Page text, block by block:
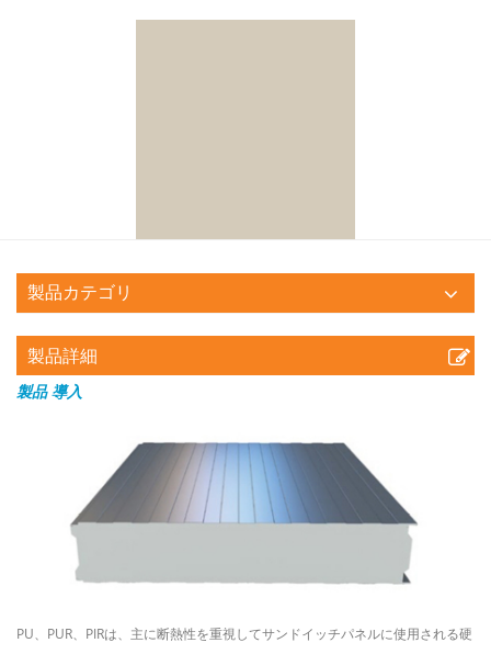
製品カテゴリ
製品詳細
製品導入
PU、PUR、PIRは、主に断熱性を重視してサンドイッチパネルに使用される硬